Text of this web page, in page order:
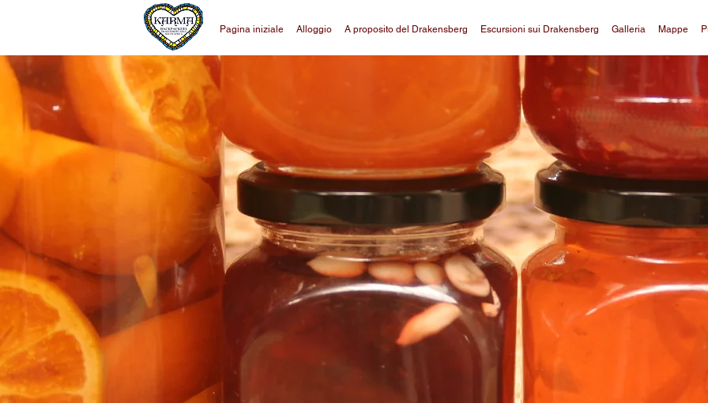
Pagina iniziale Alloggio A proposito del Drakensberg Escursioni sui Drakensberg Galleria Mappe